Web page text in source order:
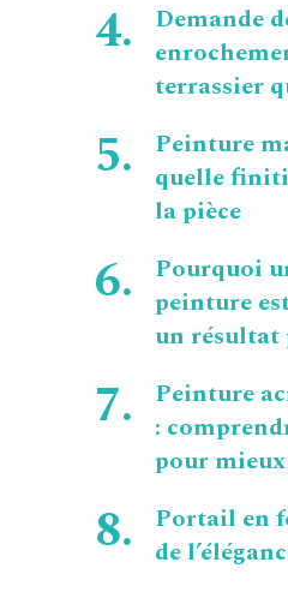
Demande
terrassier
Peinture
quelle
la pièce
Pourquoi
peinture
un résultat
Peinture
:
pour
Portail en
de